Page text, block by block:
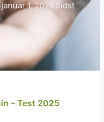
januar 1, 2025 Sidst
– Test 2025